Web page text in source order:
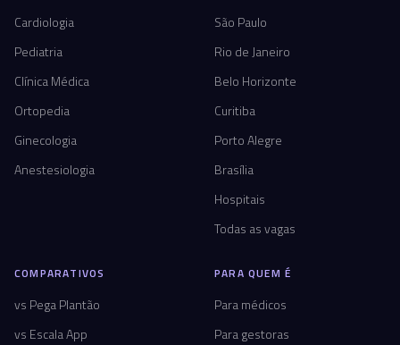
Cardiologia
Pediatria
Clínica Médica
Ortopedia
Ginecologia
Anestesiologia
São Paulo
Rio de Janeiro
Belo Horizonte
Curitiba
Porto Alegre
Brasília
Hospitais
Todas as vagas
COMPARATIVOS
vs Pega Plantão
vs Escala App
PARA QUEM É
Para médicos
Para gestoras